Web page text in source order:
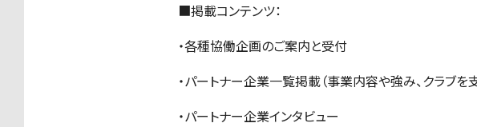
■掲載コンテンツ：
・各種協働企画のご案内と受付
・パートナー企業一覧掲載（事業内容や強み、クラブを
・パートナー企業インタビュー